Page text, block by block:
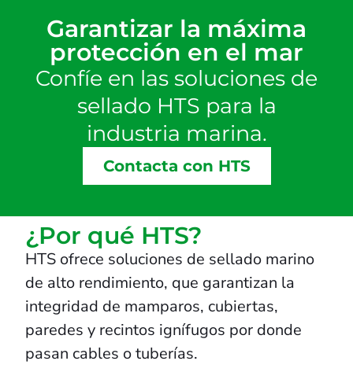
Garantizar la máxima
protección en el mar
Confíe en las soluciones de
sellado HTS para la
industria marina.
Contacta con HTS
¿Por qué HTS?
HTS ofrece soluciones de sellado marino
de alto rendimiento, que garantizan la
integridad de mamparos, cubiertas,
paredes y recintos ignífugos por donde
pasan cables o tuberías.